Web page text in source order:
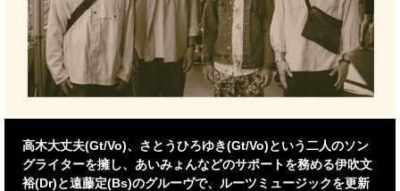
高木大丈夫(Gt/Vo)、さとうひろゆき(Gt/Vo)という二人のソン
グライターを擁し、あいみょんなどのサポートを務める伊吹文
裕(Dr)と遠藤定(Bs)のグルーヴで、ルーツミュージックを更新